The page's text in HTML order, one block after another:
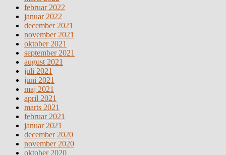
februar 2022
januar 2022
december 2021
november 2021
oktober 2021
september 2021
august 2021
juli 2021
juni 2021
maj 2021
april 2021
marts 2021
februar 2021
januar 2021
december 2020
november 2020
oktober 2020